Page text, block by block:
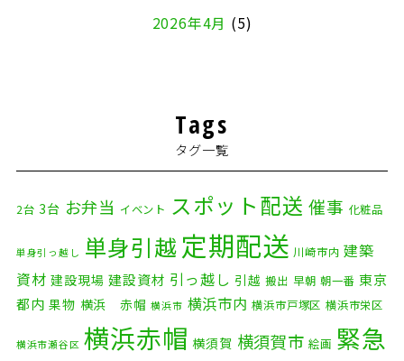
2026年4月 (5)
2026年1月
2025年11月(4)
2025年10月(9)
2025年9月
(3)
2025年8月(2)
2025年7月(6)
Tags
タグ一覧
2台 3台 お弁当 イベント スポット配送 催事 化粧品
単身引っ越し 単身引越 定期配送 川崎市内 建築
資材 建設現場 建設資材 引っ越し 引越 搬出 早朝 朝一番 東京
都内 果物 横浜 赤帽 横浜市 横浜市内 横浜市戸塚区 横浜市栄区
横浜市瀬谷区 横浜赤帽 横須賀 横須賀市 絵画 緊急